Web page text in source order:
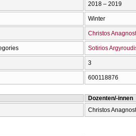
2018 – 2019
Winter
Christos
Sotirios
3
600118876
Dozenten/-innen
Christos